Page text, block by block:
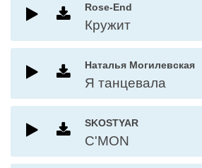
Rose-End
Кружит
Наталья Могилевская
Я танцевала
SKOSTYAR
C'MON